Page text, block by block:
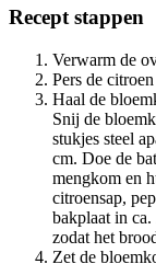
Recept stappen
Verwarm de
Pers de
Haal de
Snij de
stukjes steel
cm. Doe de
mengkom en
citroensap,
bakplaat in
zodat het
Zet de